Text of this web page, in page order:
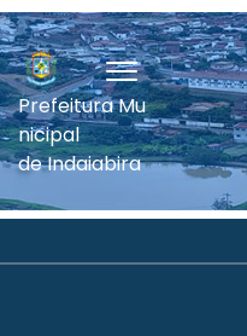
Prefeitura Mu
nicipal
de Indaiabira